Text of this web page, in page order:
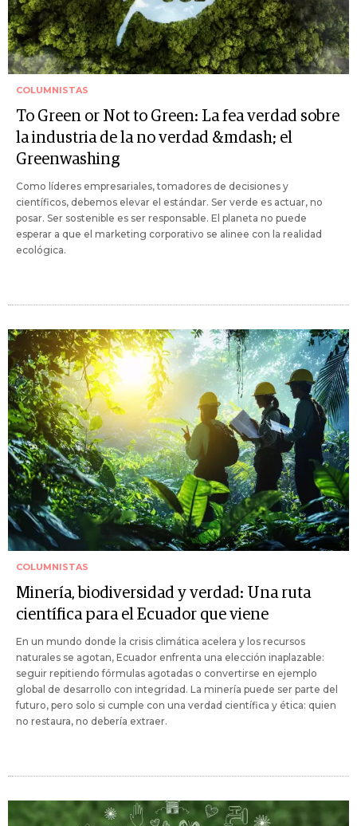
COLUMNISTAS
To Green or Not to Green: La fea verdad sobre
la industria de la no verdad &mdash; el
Greenwashing
Como líderes empresariales, tomadores de decisiones y
científicos, debemos elevar el estándar. Ser verde es actuar, no
posar. Ser sostenible es ser responsable. El planeta no puede
esperar a que el marketing corporativo se alinee con la realidad
ecológica.
COLUMNISTAS
Minería, biodiversidad y verdad: Una ruta
científica para el Ecuador que viene
En un mundo donde la crisis climática acelera y los recursos
naturales se agotan, Ecuador enfrenta una elección inaplazable:
seguir repitiendo fórmulas agotadas o convertirse en ejemplo
global de desarrollo con integridad. La minería puede ser parte del
futuro, pero solo si cumple con una verdad científica y ética: quien
no restaura, no debería extraer.